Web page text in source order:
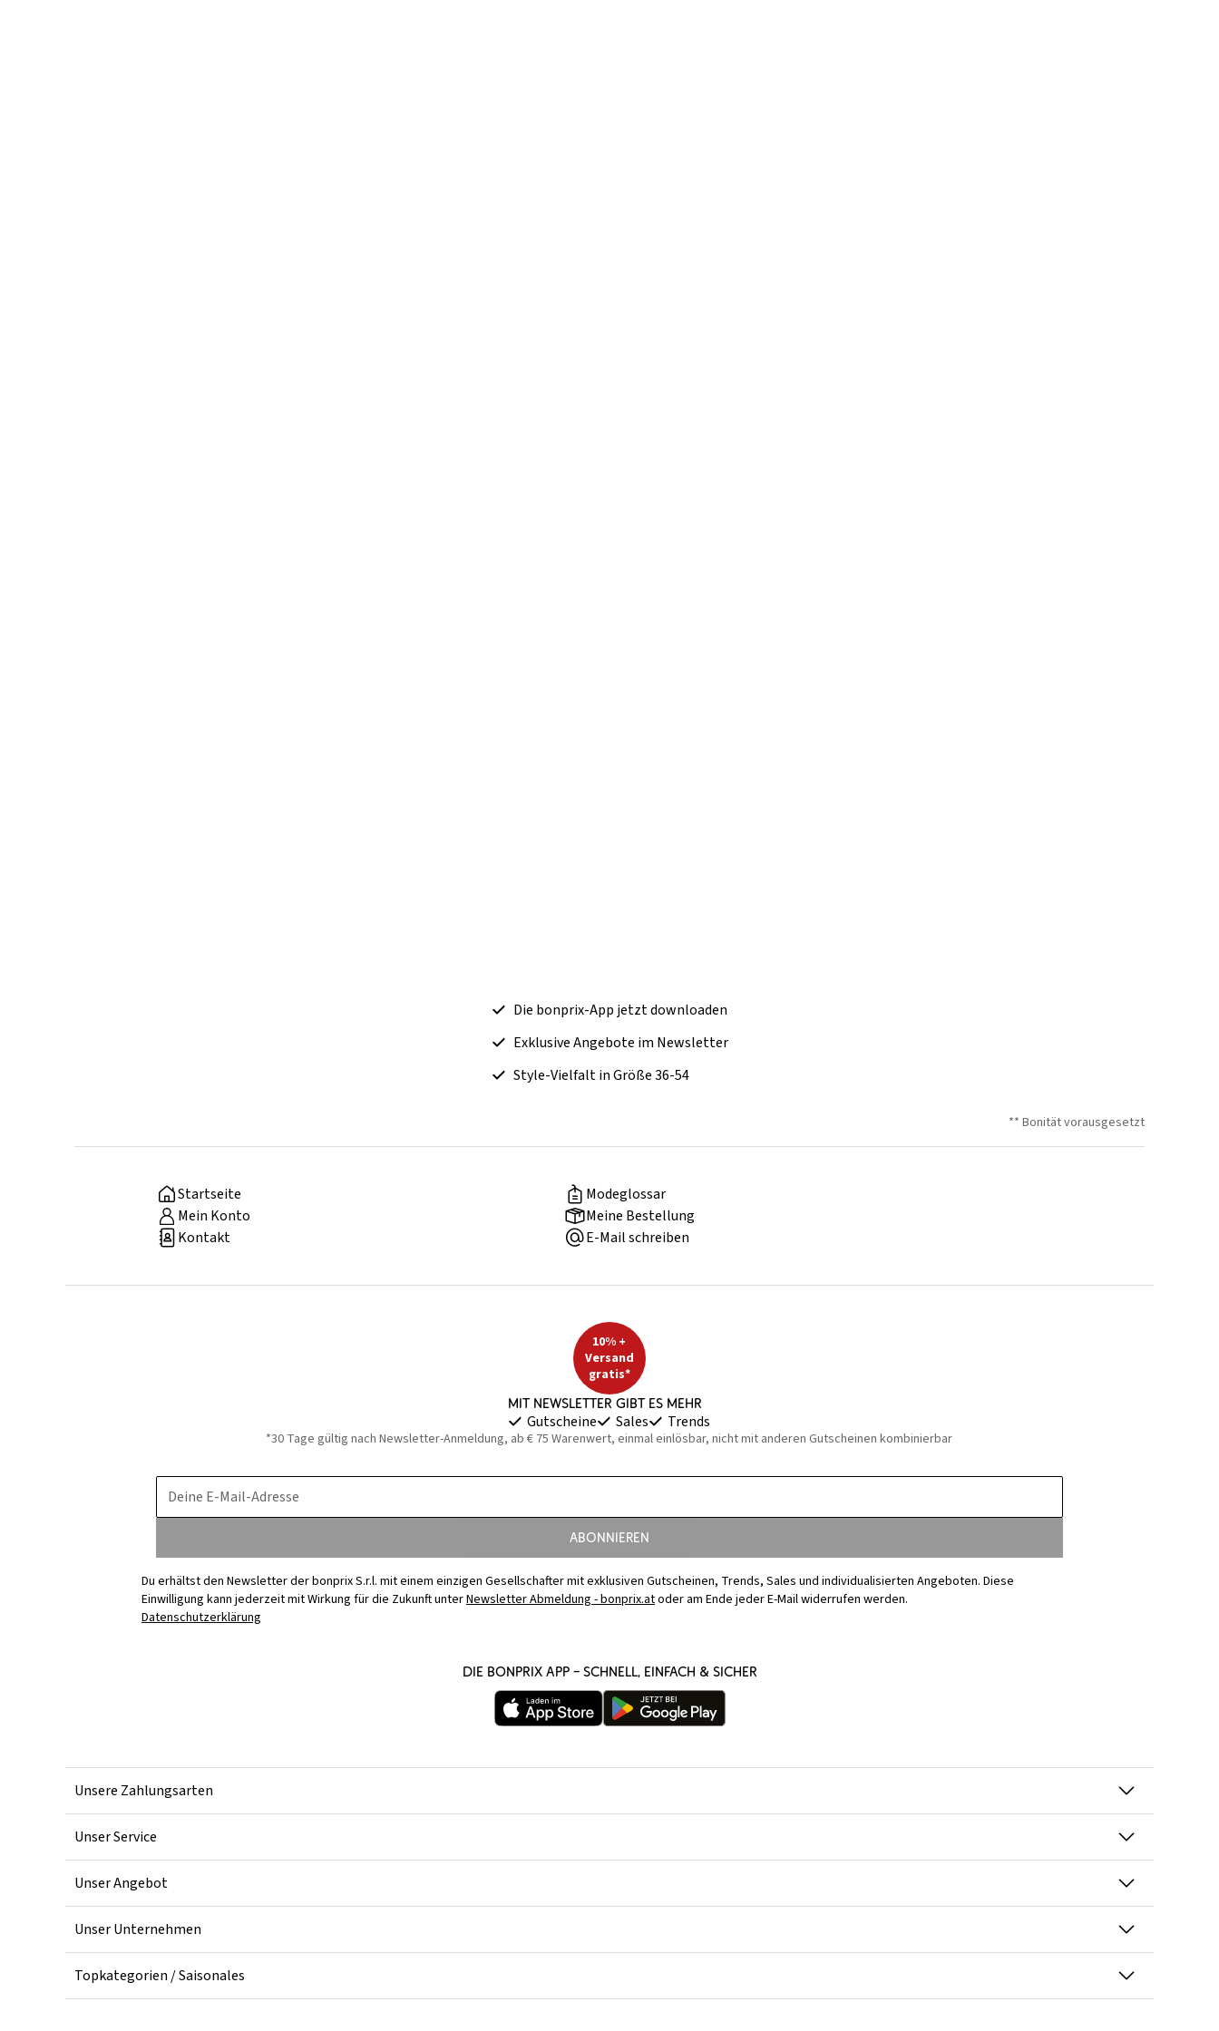
Die bonprix-App jetzt downloaden
Exklusive Angebote im Newsletter
Style-Vielfalt in Größe 36-54
** Bonität vorausgesetzt
Startseite
Modeglossar
Mein Konto
Meine Bestellung
Kontakt
E-Mail schreiben
10% +
Versand
gratis*
Mit Newsletter gibt es mehr
Gutscheine Sales Trends
*30 Tage gültig nach Newsletter-Anmeldung, ab € 75 Warenwert, einmal einlösbar, nicht mit anderen Gutscheinen kombinierbar
Deine E-Mail-Adresse
Abonnieren
Du erhältst den Newsletter der bonprix S.r.l. mit einem einzigen Gesellschafter mit exklusiven Gutscheinen, Trends, Sales und individualisierten Angeboten. Diese
Einwilligung kann jederzeit mit Wirkung für die Zukunft unterNewsletter Abmeldung - bonprix.atoder am Ende jeder E-Mail widerrufen werden.
Datenschutzerklärung
Die bonprix App – schnell, einfach & sicher
Unsere Zahlungsarten
Unser Service
Unser Angebot
Unser Unternehmen
Topkategorien / Saisonales